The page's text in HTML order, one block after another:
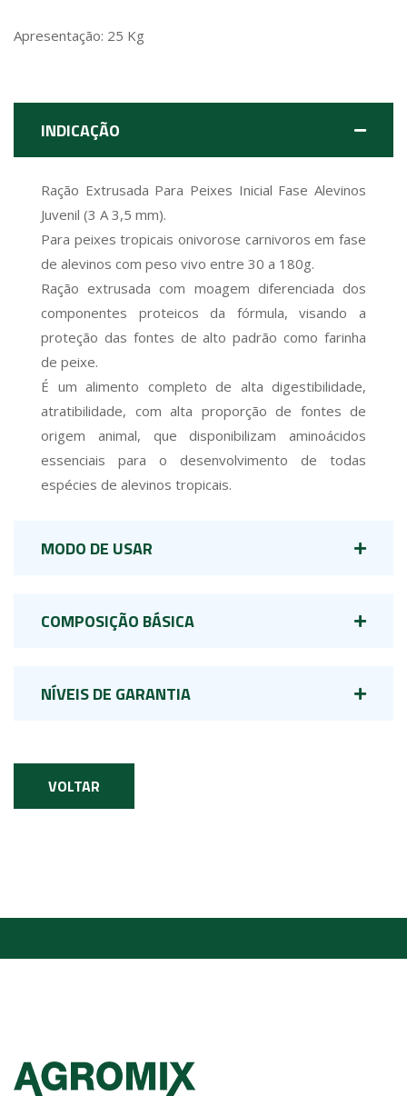
Apresentação: 25 Kg
INDICAÇÃO
Ração Extrusada Para Peixes Inicial Fase Alevinos
Juvenil (3 A 3,5 mm).
Para peixes tropicais onivorose carnivoros em fase
de alevinos com peso vivo entre 30 a 180g.
Ração extrusada com moagem diferenciada dos
componentes proteicos da fórmula, visando a
proteção das fontes de alto padrão como farinha
de peixe.
É um alimento completo de alta digestibilidade,
atratibilidade, com alta proporção de fontes de
origem animal, que disponibilizam aminoácidos
essenciais para o desenvolvimento de todas
espécies de alevinos tropicais.
MODO DE USAR
COMPOSIÇÃO BÁSICA
NÍVEIS DE GARANTIA
VOLTAR